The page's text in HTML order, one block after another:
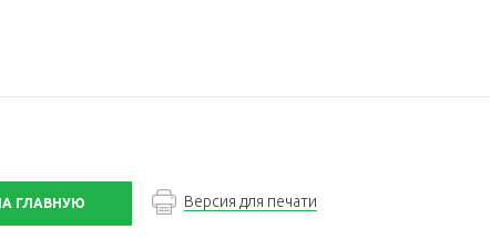
ГЛАВНУЮ Версия для печати